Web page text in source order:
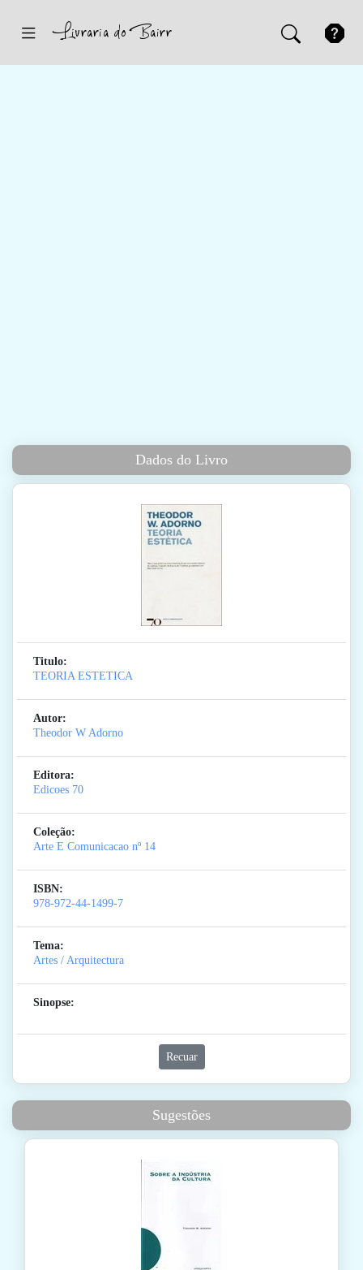
Dados do Livro
Titulo:
TEORIA ESTETICA
Autor:
Theodor W Adorno
Editora:
Edicoes 70
Coleção:
Arte E Comunicacao nº 14
ISBN:
978-972-44-1499-7
Tema:
Artes / Arquitectura
Sinopse:
Recuar
Sugestões